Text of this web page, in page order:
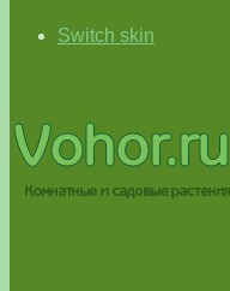
Switch skin